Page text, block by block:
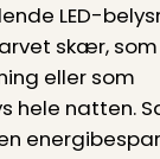
LED-
skær,
eller som
hele natten.